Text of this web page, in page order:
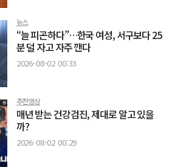
뉴스
“늘 피곤하다”…한국 여성, 서구보다 25
분 덜 자고 자주 깬다
2026-08-02 00:33
추천영상
매년 받는 건강검진, 제대로 알고 있을
까?
2026-08-02 00:29